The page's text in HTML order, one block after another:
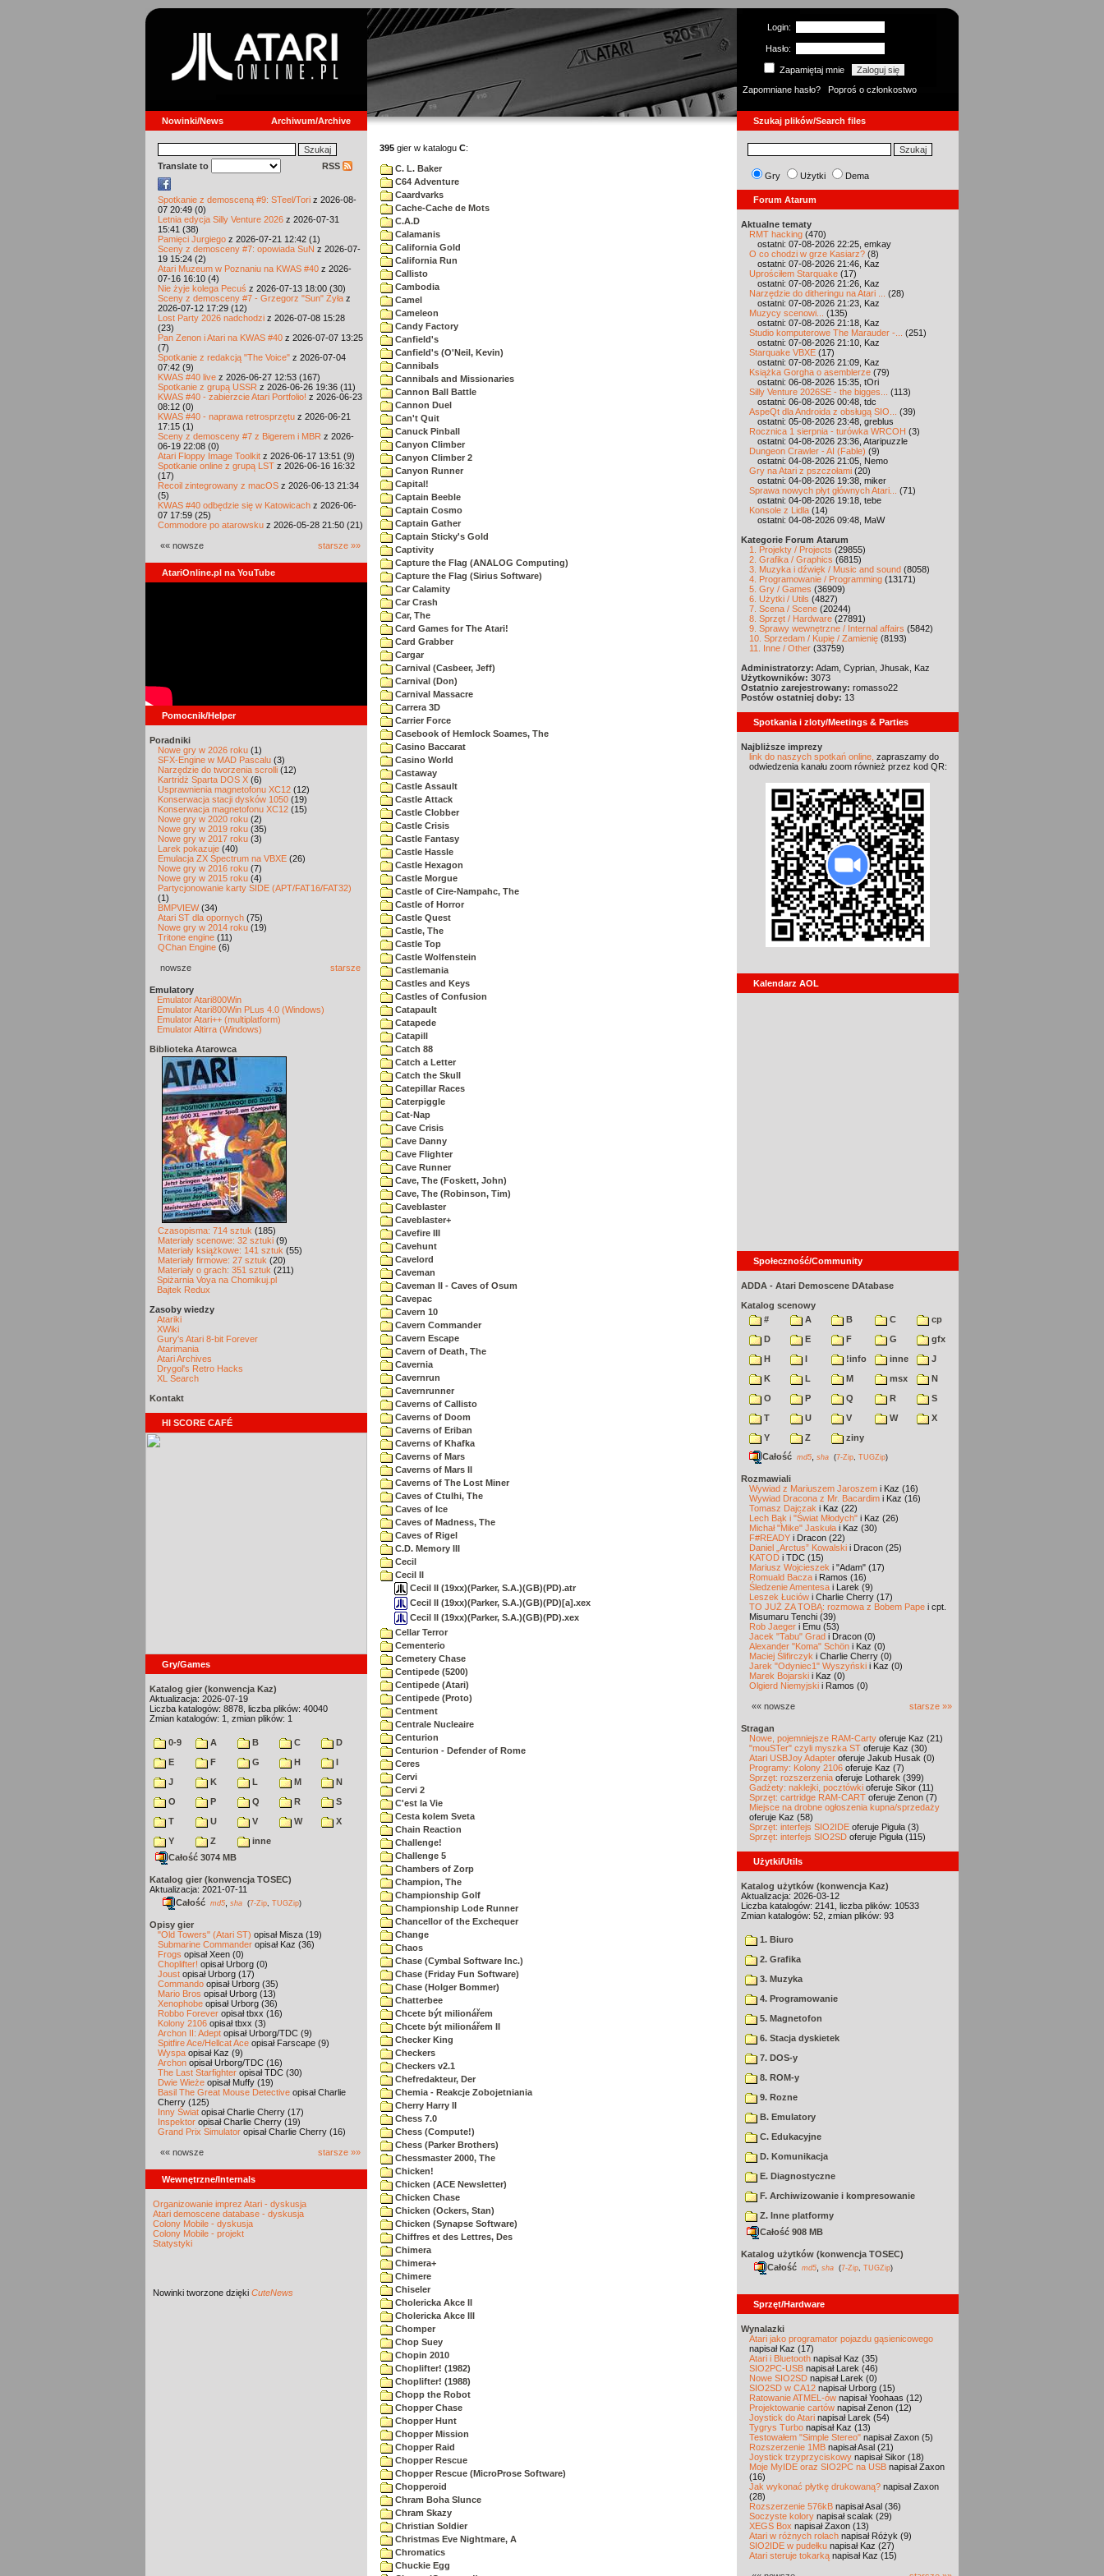
Login:
Hasło:
Zapamiętaj mnie
Zapomniane hasło?
Poproś o członkostwo
Nowinki/News Archiwum/Archive Szukaj plików/Search files
Translate to RSS
Spotkanie z demosceną #9: STeel/Tori z 2026-08-
07 20:49 (0)
Letnia edycja Silly Venture 2026 z 2026-07-31
15:41 (38)
Pamięci Jurgiego z 2026-07-21 12:42 (1)
Sceny z demosceny #7: opowiada SuN z 2026-07-
19 15:24 (2)
Atari Muzeum w Poznaniu na KWAS #40 z 2026-
07-16 16:10 (4)
Nie żyje kolega Pecuś z 2026-07-13 18:00 (30)
Sceny z demosceny #7 - Grzegorz "Sun" Żyła z
2026-07-12 17:29 (12)
Lost Party 2026 nadchodzi z 2026-07-08 15:28
(23)
Pan Zenon i Atari na KWAS #40 z 2026-07-07 13:25
(7)
Spotkanie z redakcją "The Voice" z 2026-07-04
07:42 (9)
KWAS #40 live z 2026-06-27 12:53 (167)
Spotkanie z grupą USSR z 2026-06-26 19:36 (11)
KWAS #40 - zabierzcie Atari Portfolio! z 2026-06-23
08:12 (0)
KWAS #40 - naprawa retrosprzętu z 2026-06-21
17:15 (1)
Sceny z demosceny #7 z Bigerem i MBR z 2026-
06-19 22:08 (0)
Atari Floppy Image Toolkit z 2026-06-17 13:51 (9)
Spotkanie online z grupą LST z 2026-06-16 16:32
(17)
Recoil zintegrowany z macOS z 2026-06-13 21:34
(5)
KWAS #40 odbędzie się w Katowicach z 2026-06-
07 17:59 (25)
Commodore po atarowsku z 2026-05-28 21:50 (21)
«« nowsze starsze »»
AtariOnline.pl na YouTube
Pomocnik/Helper
Poradniki
Nowe gry w 2026 roku (1)
SFX-Engine w MAD Pascalu (3)
Narzędzie do tworzenia scrolli (12)
Kartridż Sparta DOS X (6)
Usprawnienia magnetofonu XC12 (12)
Konserwacja stacji dysków 1050 (19)
Konserwacja magnetofonu XC12 (15)
Nowe gry w 2020 roku (2)
Nowe gry w 2019 roku (35)
Nowe gry w 2017 roku (3)
Larek pokazuje (40)
Emulacja ZX Spectrum na VBXE (26)
Nowe gry w 2016 roku (7)
Nowe gry w 2015 roku (4)
Partycjonowanie karty SIDE (APT/FAT16/FAT32)
(1)
BMPVIEW(34)
Atari ST dla opornych (75)
Nowe gry w 2014 roku (19)
Tritone engine (11)
QChan Engine (6)
nowsze starsze
Emulatory
Emulator Atari800Win
Emulator Atari800Win PLus 4.0 (Windows)
Emulator Atari++ (multiplatform)
Emulator Altirra (Windows)
Biblioteka Atarowca
Czasopisma: 714 sztuk (185)
Materiały scenowe: 32 sztuki (9)
Materiały książkowe: 141 sztuk (55)
Materiały firmowe: 27 sztuk (20)
Materiały o grach: 351 sztuk (211)
Spiżarnia Voya na Chomikuj.pl
Bajtek Redux
Zasoby wiedzy
Atariki
XWiki
Gury's Atari 8-bit Forever
Atarimania
Atari Archives
Drygol's Retro Hacks
XL Search
Kontakt
HI SCORE CAFÉ
Gry/Games
Katalog gier (konwencja Kaz)
Aktualizacja: 2026-07-19
Liczba katalogów: 8878, liczba plików: 40040
Zmian katalogów: 1, zmian plików: 1
0-9 A B C
D
E
F G H
I
J
K L M
N
O
P Q R
S
T
U V W
X
Y
Z
inne
Całość 3074 MB
Katalog gier (konwencja TOSEC)
Aktualizacja: 2021-07-11
Całość md5 sha (7-Zip TUGZip)
Opisy gier
"Old Towers" (Atari ST) opisał Misza (19)
Submarine Commander opisał Kaz (36)
Frogs opisał Xeen (0)
Choplifter! opisał Urborg (0)
Joust opisał Urborg (17)
Commando opisał Urborg (35)
Mario Bros opisał Urborg (13)
Xenophobe opisał Urborg (36)
Robbo Forever opisał tbxx (16)
Kolony 2106 opisał tbxx (3)
Archon II: Adept opisał Urborg/TDC (9)
Spitfire Ace/Hellcat Ace opisał Farscape (9)
Wyspa opisał Kaz (9)
Archon opisał Urborg/TDC (16)
The Last Starfighter opisał TDC (30)
Dwie Wieże opisał Muffy (19)
Basil The Great Mouse Detective opisał Charlie
Cherry (125)
Inny Świat opisał Charlie Cherry (17)
Inspektor opisał Charlie Cherry (19)
Grand Prix Simulator opisał Charlie Cherry (16)
«« nowsze starsze »»
Wewnętrzne/Internals
Organizowanie imprez Atari - dyskusja
Atari demoscene database - dyskusja
Colony Mobile - dyskusja
Colony Mobile - projekt
Statystyki
Nowinki tworzone dzięki CuteNews
395 gier w katalogu C:
C. L. Baker
C64 Adventure
Caardvarks
Cache-Cache de Mots
C.A.D
Calamanis
California Gold
California Run
Callisto
Cambodia
Camel
Cameleon
Candy Factory
Canfield's
Canfield's (O'Neil, Kevin)
Cannibals
Cannibals and Missionaries
Cannon Ball Battle
Cannon Duel
Can't Quit
Canuck Pinball
Canyon Climber
Canyon Climber 2
Canyon Runner
Capital!
Captain Beeble
Captain Cosmo
Captain Gather
Captain Sticky's Gold
Captivity
Capture the Flag (ANALOG Computing)
Capture the Flag (Sirius Software)
Car Calamity
Car Crash
Car, The
Card Games for The Atari!
Card Grabber
Cargar
Carnival (Casbeer, Jeff)
Carnival (Don)
Carnival Massacre
Carrera 3D
Carrier Force
Casebook of Hemlock Soames, The
Casino Baccarat
Casino World
Castaway
Castle Assault
Castle Attack
Castle Clobber
Castle Crisis
Castle Fantasy
Castle Hassle
Castle Hexagon
Castle Morgue
Castle of Cire-Nampahc, The
Castle of Horror
Castle Quest
Castle, The
Castle Top
Castle Wolfenstein
Castlemania
Castles and Keys
Castles of Confusion
Catapault
Catapede
Catapill
Catch 88
Catch a Letter
Catch the Skull
Catepillar Races
Caterpiggle
Cat-Nap
Cave Crisis
Cave Danny
Cave Flighter
Cave Runner
Cave, The (Foskett, John)
Cave, The (Robinson, Tim)
Caveblaster
Caveblaster+
Cavefire III
Cavehunt
Cavelord
Caveman
Caveman II - Caves of Osum
Cavepac
Cavern 10
Cavern Commander
Cavern Escape
Cavern of Death, The
Cavernia
Cavernrun
Cavernrunner
Caverns of Callisto
Caverns of Doom
Caverns of Eriban
Caverns of Khafka
Caverns of Mars
Caverns of Mars II
Caverns of The Lost Miner
Caves of Ctulhi, The
Caves of Ice
Caves of Madness, The
Caves of Rigel
C.D. Memory III
Cecil
Cecil II
Cecil II (19xx)(Parker, S.A.)(GB)(PD).atr
Cecil II (19xx)(Parker, S.A.)(GB)(PD)[a].xex
Cecil II (19xx)(Parker, S.A.)(GB)(PD).xex
Cellar Terror
Cementerio
Cemetery Chase
Centipede (5200)
Centipede (Atari)
Centipede (Proto)
Centment
Centrale Nucleaire
Centurion
Centurion - Defender of Rome
Ceres
Cervi
Cervi 2
C'est la Vie
Cesta kolem Sveta
Chain Reaction
Challenge!
Challenge 5
Chambers of Zorp
Champion, The
Championship Golf
Championship Lode Runner
Chancellor of the Exchequer
Change
Chaos
Chase (Cymbal Software Inc.)
Chase (Friday Fun Software)
Chase (Holger Bommer)
Chatterbee
Chcete být milionářem
Chcete být milionářem II
Checker King
Checkers
Checkers v2.1
Chefredakteur, Der
Chemia - Reakcje Zobojetniania
Cherry Harry II
Chess 7.0
Chess (Compute!)
Chess (Parker Brothers)
Chessmaster 2000, The
Chicken!
Chicken (ACE Newsletter)
Chicken Chase
Chicken (Ockers, Stan)
Chicken (Synapse Software)
Chiffres et des Lettres, Des
Chimera
Chimera+
Chimere
Chiseler
Cholericka Akce II
Cholericka Akce III
Chomper
Chop Suey
Chopin 2010
Choplifter! (1982)
Choplifter! (1988)
Chopp the Robot
Chopper Chase
Chopper Hunt
Chopper Mission
Chopper Raid
Chopper Rescue
Chopper Rescue (MicroProse Software)
Chopperoid
Chram Boha Slunce
Chram Skazy
Christian Soldier
Christmas Eve Nightmare, A
Chromatics
Chuckie Egg
Gry Użytki Dema
Forum Atarum
Aktualne tematy
RMT hacking (470)
ostatni: 07-08-2026 22:25, emkay
O co chodzi w grze Kasiarz? (8)
ostatni: 07-08-2026 21:46, Kaz
Uprościłem Starquake (17)
ostatni: 07-08-2026 21:26, Kaz
Narzędzie do ditheringu na Atari ...
(28)
ostatni: 07-08-2026 21:23, Kaz
Muzycy scenowi...
(135)
ostatni: 07-08-2026 21:18, Kaz
Studio komputerowe The Marauder -...
(251)
ostatni: 07-08-2026 21:10, Kaz
Starquake VBXE (17)
ostatni: 07-08-2026 21:09, Kaz
Książka Gorgha o asemblerze (79)
ostatni: 06-08-2026 15:35, tOri
Silly Venture 2026SE - the bigges...
(113)
ostatni: 06-08-2026 00:48, tdc
AspeQt dla Androida z obsługą SIO...
(39)
ostatni: 05-08-2026 23:48, greblus
Rocznica 1 sierpnia - turówka WRCOH (3)
ostatni: 04-08-2026 23:36, Ataripuzzle
Dungeon Crawler - AI (Fable) (9)
ostatni: 04-08-2026 21:05, Nemo
Gry na Atari z pszczołami (20)
ostatni: 04-08-2026 19:38, miker
Sprawa nowych płyt głównych Atari...
(71)
ostatni: 04-08-2026 19:18, tebe
Konsole z Lidla (14)
ostatni: 04-08-2026 09:48, MaW
Kategorie Forum Atarum
1. Projekty / Projects (29855)
2. Grafika / Graphics (6815)
3. Muzyka i dźwięk / Music and sound (8058)
4. Programowanie / Programming (13171)
5. Gry / Games (36909)
6. Użytki / Utils (4827)
7. Scena / Scene (20244)
8. Sprzęt / Hardware (27891)
9. Sprawy wewnętrzne / Internal affairs (5842)
10. Sprzedam / Kupię / Zamienię (8193)
11. Inne / Other (33759)
Administratorzy: Adam, Cyprian, Jhusak, Kaz
Użytkowników: 3073
Ostatnio zarejestrowany: romasso22
Postów ostatniej doby: 13
Spotkania i zloty/Meetings & Parties
Najbliższe imprezy
link do naszych spotkań online, zapraszamy do
odwiedzenia kanału zoom również przez kod QR:
Kalendarz AOL
Społeczność/Community
ADDA - Atari Demoscene DAtabase
Katalog scenowy
#
A B C
cp
D
E F G
gfx
H
I !info inne
J
K
L M msx
N
O
P Q R
S
T
U V W
X
Y
Z
ziny
Całość md5 sha (7-Zip TUGZip)
Rozmawiali
Wywiad z Mariuszem Jaroszem i Kaz (16)
Wywiad Dracona z Mr. Bacardim i Kaz (16)
Tomasz Dajczak i Kaz (22)
Lech Bąk i "Świat Młodych" i Kaz (26)
Michał "Mike" Jaskuła i Kaz (30)
F#READY i Dracon (22)
Daniel „Arctus” Kowalski i Dracon (25)
KATOD i TDC (15)
Mariusz Wojcieszek i "Adam" (17)
Romuald Bacza i Ramos (16)
Śledzenie Amentesa i Larek (9)
Leszek Łuciów i Charlie Cherry (17)
TO JUŻ ZA TOBĄ: rozmowa z Bobem Pape i cpt.
Misumaru Tenchi (39)
Rob Jaeger i Emu (53)
Jacek "Tabu" Grad i Dracon (0)
Alexander "Koma" Schön i Kaz (0)
Maciej Ślifirczyk i Charlie Cherry (0)
Jarek "Odyniec1" Wyszyński i Kaz (0)
Marek Bojarski i Kaz (0)
Olgierd Niemyjski i Ramos (0)
«« nowsze starsze »»
Stragan
Nowe, pojemniejsze RAM-Carty oferuje Kaz (21)
"mouSTer" czyli myszka ST oferuje Kaz (30)
Atari USBJoy Adapter oferuje Jakub Husak (0)
Programy: Kolony 2106 oferuje Kaz (7)
Sprzęt: rozszerzenia oferuje Lotharek (399)
Gadżety: naklejki, pocztówki oferuje Sikor (11)
Sprzęt: cartridge RAM-CART oferuje Zenon (7)
Miejsce na drobne ogłoszenia kupna/sprzedaży
oferuje Kaz (58)
Sprzęt: interfejs SIO2IDE oferuje Piguła (3)
Sprzęt: interfejs SIO2SD oferuje Piguła (115)
Użytki/Utils
Katalog użytków (konwencja Kaz)
Aktualizacja: 2026-03-12
Liczba katalogów: 2141, liczba plików: 10533
Zmian katalogów: 52, zmian plików: 93
1. Biuro
2. Grafika
3. Muzyka
4. Programowanie
5. Magnetofon
6. Stacja dyskietek
7. DOS-y
8. ROM-y
9. Rozne
B. Emulatory
C. Edukacyjne
D. Komunikacja
E. Diagnostyczne
F. Archiwizowanie i kompresowanie
Z. Inne platformy
Całość 908 MB
Katalog użytków (konwencja TOSEC)
Całość md5 sha (7-Zip TUGZip)
Sprzęt/Hardware
Wynalazki
Atari jako programator pojazdu gąsienicowego
napisał Kaz (17)
Atari i Bluetooth napisał Kaz (35)
SIO2PC-USB napisał Larek (46)
Nowe SIO2SD napisał Larek (0)
SIO2SD w CA12 napisał Urborg (15)
Ratowanie ATMEL-ów napisał Yoohaas (12)
Projektowanie cartów napisał Zenon (12)
Joystick do Atari napisał Larek (54)
Tygrys Turbo napisał Kaz (13)
Testowałem "Simple Stereo" napisał Zaxon (5)
Rozszerzenie 1MB napisał Asal (21)
Joystick trzyprzyciskowy napisał Sikor (18)
Moje MyIDE oraz SIO2PC na USB napisał Zaxon
(16)
Jak wykonać płytkę drukowaną? napisał Zaxon
(28)
Rozszerzenie 576kB napisał Asal (36)
Soczyste kolory napisał scalak (29)
XEGS Box napisał Zaxon (13)
Atari w różnych rolach napisał Różyk (9)
SIO2IDE w pudełku napisał Kaz (27)
Atari steruje tokarką napisał Kaz (15)